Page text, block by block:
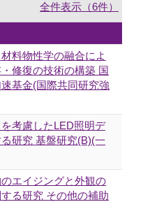
全件表示（6件）
料物性学の融合によ
修復の技術の構築 国
基金(国際共同研究強
考慮したLED照明デ
研究 基盤研究(B)(一
エイジングと外観の
る研究 その他の補助